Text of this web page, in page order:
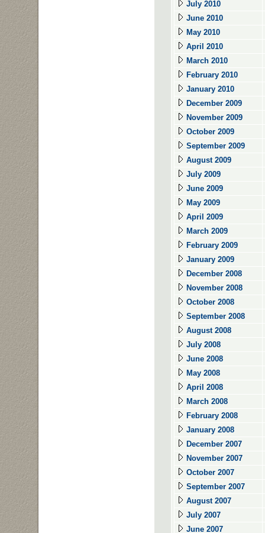
July 2010
June 2010
May 2010
April 2010
March 2010
February 2010
January 2010
December 2009
November 2009
October 2009
September 2009
August 2009
July 2009
June 2009
May 2009
April 2009
March 2009
February 2009
January 2009
December 2008
November 2008
October 2008
September 2008
August 2008
July 2008
June 2008
May 2008
April 2008
March 2008
February 2008
January 2008
December 2007
November 2007
October 2007
September 2007
August 2007
July 2007
June 2007